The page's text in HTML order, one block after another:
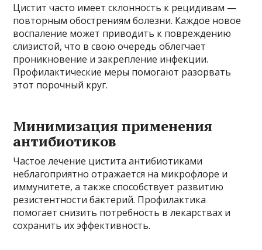
Цистит часто имеет склонность к рецидивам —
повторным обострениям болезни. Каждое новое
воспаление может приводить к повреждению
слизистой, что в свою очередь облегчает
проникновение и закрепление инфекции.
Профилактические меры помогают разорвать
этот порочный круг.
Минимизация применения
антибиотиков
Частое лечение цистита антибиотиками
неблагоприятно отражается на микрофлоре и
иммунитете, а также способствует развитию
резистентности бактерий. Профилактика
помогает снизить потребность в лекарствах и
сохранить их эффективность.